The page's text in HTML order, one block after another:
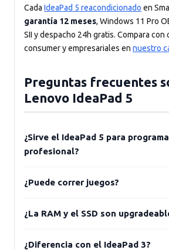
Cada IdeaPad 5 reacondicionado en
garantía 12 meses, Windows 11 Pro
SII y despacho 24h gratis. Compara con
consumer y empresariales en nuestro
Preguntas frecuentes
Lenovo IdeaPad 5
¿Sirve el IdeaPad 5 para
profesional?
¿Puede correr juegos?
¿La RAM y el SSD son
¿Diferencia con el IdeaPad 3?